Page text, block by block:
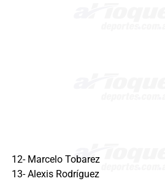
12- Marcelo Tobarez
13- Alexis Rodríguez